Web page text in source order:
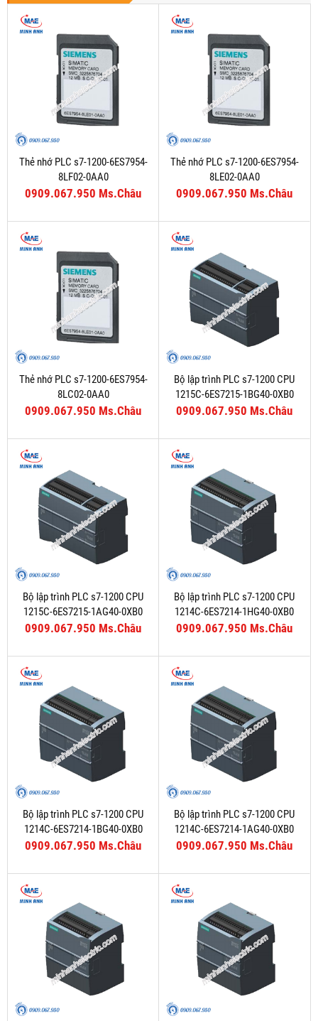
Thẻ nhớ PLC s7-1200-6ES7954-
8LF02-0AA0
0909.067.950 Ms.Châu
Thẻ nhớ PLC s7-1200-6ES7954-
8LE02-0AA0
0909.067.950 Ms.Châu
Thẻ nhớ PLC s7-1200-6ES7954-
8LC02-0AA0
0909.067.950 Ms.Châu
Bộ lập trình PLC s7-1200 CPU
1215C-6ES7215-1BG40-0XB0
0909.067.950 Ms.Châu
Bộ lập trình PLC s7-1200 CPU
1215C-6ES7215-1AG40-0XB0
0909.067.950 Ms.Châu
Bộ lập trình PLC s7-1200 CPU
1214C-6ES7214-1HG40-0XB0
0909.067.950 Ms.Châu
Bộ lập trình PLC s7-1200 CPU
1214C-6ES7214-1BG40-0XB0
0909.067.950 Ms.Châu
Bộ lập trình PLC s7-1200 CPU
1214C-6ES7214-1AG40-0XB0
0909.067.950 Ms.Châu